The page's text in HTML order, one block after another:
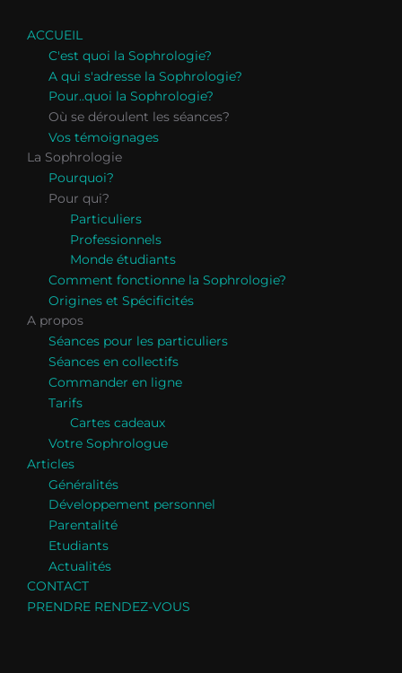
ACCUEIL
C'est quoi la Sophrologie?
A qui s'adresse la Sophrologie?
Pour..quoi la Sophrologie?
Où se déroulent les séances?
Vos témoignages
La Sophrologie
Pourquoi?
Pour qui?
Particuliers
Professionnels
Monde étudiants
Comment fonctionne la Sophrologie?
Origines et Spécificités
A propos
Séances pour les particuliers
Séances en collectifs
Commander en ligne
Tarifs
Cartes cadeaux
Votre Sophrologue
Articles
Généralités
Développement personnel
Parentalité
Etudiants
Actualités
CONTACT
PRENDRE RENDEZ-VOUS